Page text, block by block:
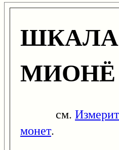
ШКАЛА
МИОНЁ
см.
монет.